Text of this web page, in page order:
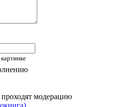
модерацию